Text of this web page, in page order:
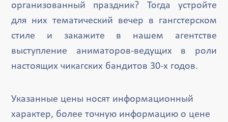
организованный праздник? Тогда устройте
для них тематический вечер в гангстерском
стиле и закажите в нашем агентстве
выступление аниматоров-ведущих в роли
настоящих чикагских бандитов 30-х годов.
Указанные цены носят информационный
характер, более точную информацию о цене